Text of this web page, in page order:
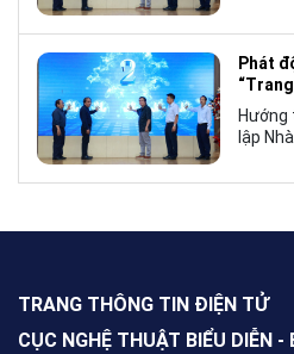
cuộc
Mái
năm
dục
Phát
tỏa
những
dục
Hướng
lập
Nam
giới
nơi cư
TRANG THÔNG TIN ĐIỆN TỬ
CỤC NGHỆ THUẬT BIỂU DIỄN